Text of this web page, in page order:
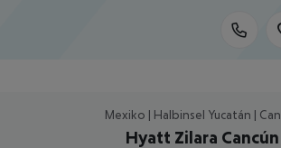
Mexiko | Halbinsel Yucatán |
Hyatt Zilara Cancún